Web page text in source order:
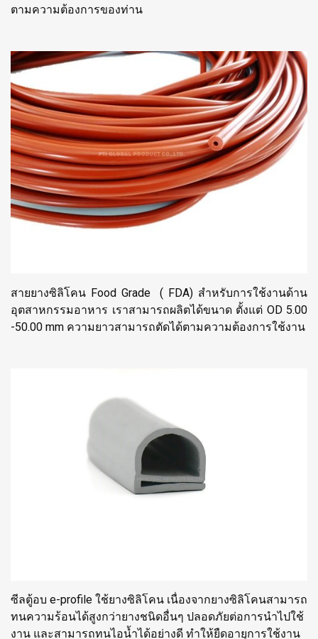
ตามความต้องการของท่าน
สายยางซิลิโคน Food Grade ( FDA) สำหรับการใช้งานด้าน
อุตสาหกรรมอาหาร เราสามารถผลิตได้ขนาด ตั้งแต่ OD 5.00
-50.00 mm ความยาวสามารถตัดได้ตามความต้องการใช้งาน
ซีลตู้อบ e-profile ใช้ยางซิลิโคน เนื่องจากยางซิลิโคนสามารถ
ทนความร้อนได้สูงกว่ายางชนิดอื่นๆ ปลอดภัยต่อการนำไปใช้
งาน และสามารถทนไอน้ำได้อย่างดี ทำให้ยืดอายุการใช้งาน